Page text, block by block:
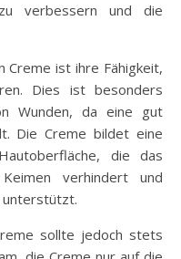
verbessern und die
Creme ist ihre Fähigkeit,
Dies ist besonders
Wunden, da eine gut
Die Creme bildet eine
die das
verhindert und
unterstützt.
sollte jedoch stets